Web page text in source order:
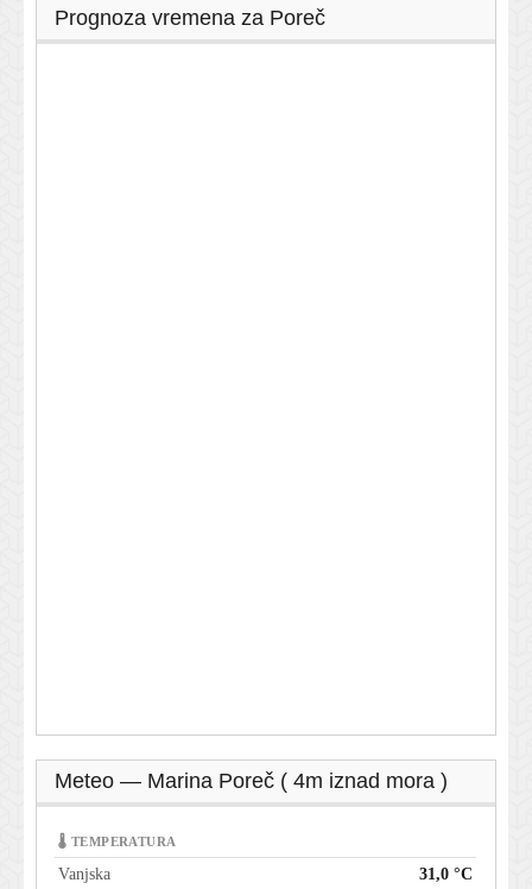
Prognoza vremena za Poreč
Meteo — Marina Poreč ( 4m iznad mora )
🌡 TEMPERATURA
Vanjska 31,0 °C